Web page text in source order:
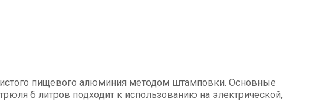
пищевого алюминия методом штамповки. Основные
6 литров подходит к использованию на электрической,